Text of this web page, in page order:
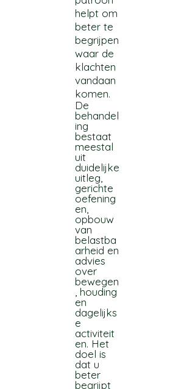
helpt om
beter te
begrijpen
waar de
klachten
vandaan
komen.
De
behandel
ing
bestaat
meestal
uit
duidelijke
uitleg,
gerichte
oefening
en,
opbouw
van
belastba
arheid en
advies
over
bewegen
, houding
en
dagelijks
e
activiteit
en. Het
doel is
dat u
beter
begrijpt